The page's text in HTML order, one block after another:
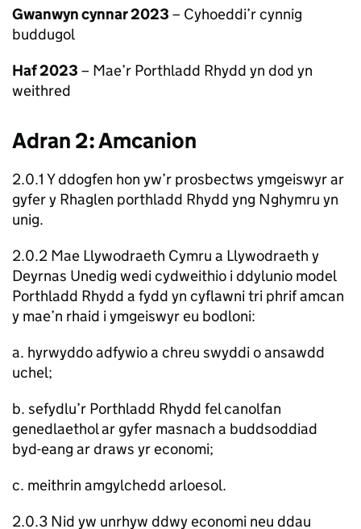
Gwanwyn cynnar 2023 – Cyhoeddi’r cynnig
buddugol
Haf 2023 – Mae’r Porthladd Rhydd yn dod yn
weithred
Adran 2: Amcanion
2.0.1 Y ddogfen hon yw’r prosbectws ymgeiswyr ar
gyfer y Rhaglen porthladd Rhydd yng Nghymru yn
unig.
2.0.2 Mae Llywodraeth Cymru a Llywodraeth y
Deyrnas Unedig wedi cydweithio i ddylunio model
Porthladd Rhydd a fydd yn cyflawni tri phrif amcan
y mae’n rhaid i ymgeiswyr eu bodloni:
a. hyrwyddo adfywio a chreu swyddi o ansawdd
uchel;
b. sefydlu’r Porthladd Rhydd fel canolfan
genedlaethol ar gyfer masnach a buddsoddiad
byd-eang ar draws yr economi;
c. meithrin amgylchedd arloesol.
2.0.3 Nid yw unrhyw ddwy economi neu ddau